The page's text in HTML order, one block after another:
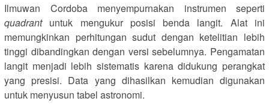
Ilmuwan Cordoba menyempurnakan instrumen seperti
quadrantuntuk mengukur posisi benda langit. Alat ini
memungkinkan perhitungan sudut dengan ketelitian lebih
tinggi dibandingkan dengan versi sebelumnya. Pengamatan
langit menjadi lebih sistematis karena didukung perangkat
yang presisi. Data yang dihasilkan kemudian digunakan
untuk menyusun tabel astronomi.